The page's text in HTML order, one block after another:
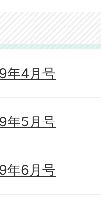
年4月号
年5月号
年6月号